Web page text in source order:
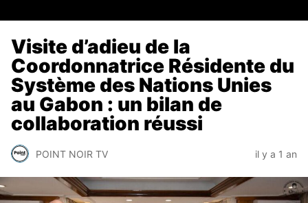
Visite d’adieu de la
Coordonnatrice Résidente du
Système des Nations Unies
au Gabon : un bilan de
collaboration réussi
POINT NOIR TV il y a 1 an